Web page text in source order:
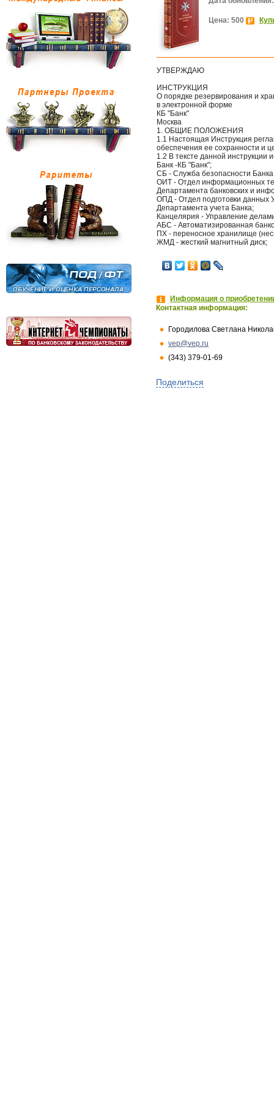
Цена: 500
УТВЕРЖДАЮ
ИНСТРУКЦИЯ
О порядке резервирования и
в электронной форме
КБ "Банк"
Москва
1. ОБЩИЕ ПОЛОЖЕНИЯ
1.1 Настоящая Инструкция
обеспечения ее сохранности и
1.2 В тексте данной
Банк -КБ "Банк";
СБ - Служба безопасности
ОИТ - Отдел информационных
Департамента банковских и
ОПД - Отдел подготовки данных
Департамента учета Банка;
Канцелярия - Управление
АБС - Автоматизированная
ПХ - переносное хранилище
ЖМД - жесткий магнитный диск;
Информация о
Контактная информация:
Городилова Светлана
vep@vep.ru
(343) 379-01-69
Поделиться